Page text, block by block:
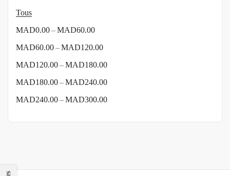
Tous
MAD0.00–MAD60.00
MAD60.00–MAD120.00
MAD120.00–MAD180.00
MAD180.00–MAD240.00
MAD240.00–MAD300.00